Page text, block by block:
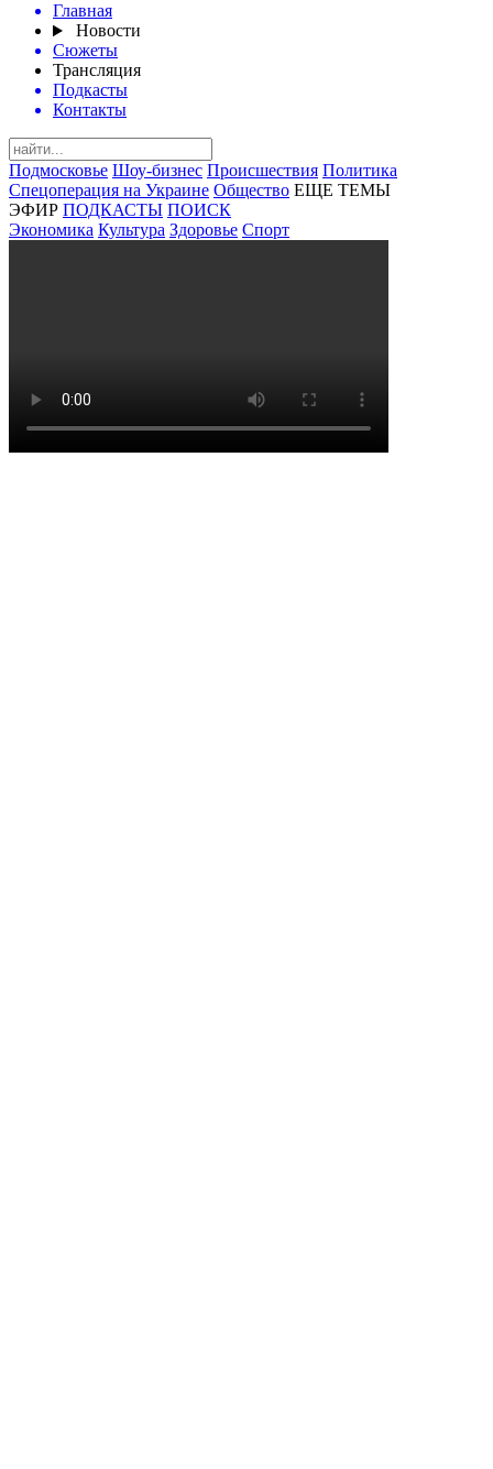
Главная
Новости
Сюжеты
Трансляция
Подкасты
Контакты
Подмосковье Шоу-бизнес Происшествия Политика
Спецоперация на Украине Общество ЕЩЕ ТЕМЫ
ЭФИР ПОДКАСТЫ ПОИСК
Экономика Культура Здоровье Спорт